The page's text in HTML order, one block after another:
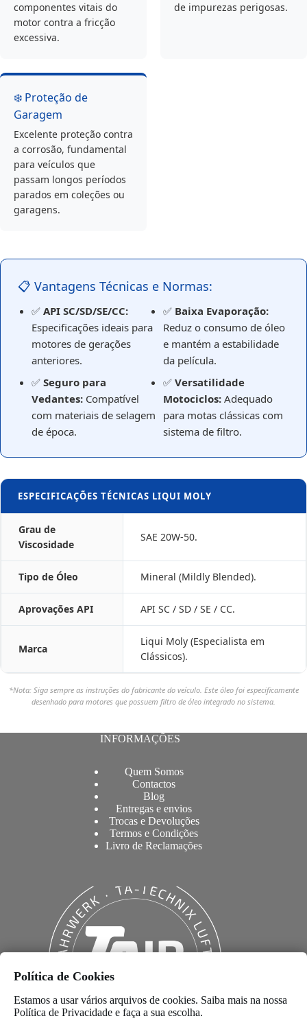
componentes vitais do
motor contra a fricção
excessiva.
de impurezas perigosas.
❄️ Proteção de
Garagem
Excelente proteção contra
a corrosão, fundamental
para veículos que
passam longos períodos
parados em coleções ou
garagens.
📋 Vantagens Técnicas e Normas:
✅ API SC/SD/SE/CC:
Especificações ideais para
motores de gerações
anteriores.
✅ Baixa Evaporação:
Reduz o consumo de óleo
e mantém a estabilidade
da película.
✅ Seguro para
Vedantes: Compatível
com materiais de selagem
de época.
✅ Versatilidade
Motociclos: Adequado
para motas clássicas com
sistema de filtro.
ESPECIFICAÇÕES TÉCNICAS LIQUI MOLY
Grau de
Viscosidade
SAE 20W-50.
Tipo de Óleo Mineral (Mildly Blended).
Aprovações API API SC / SD / SE / CC.
Marca
Liqui Moly (Especialista em
Clássicos).
*Nota: Siga sempre as instruções do fabricante do veículo. Este óleo foi especificamente
desenhado para motores que possuem filtro de óleo integrado no sistema.
INFORMAÇÕES
Quem Somos
Contactos
Blog
Entregas e envios
Trocas e Devoluções
Termos e Condições
Livro de Reclamações
Política de Cookies
Estamos a usar vários arquivos de cookies. Saiba mais na nossa
Política de Privacidade e faça a sua escolha.